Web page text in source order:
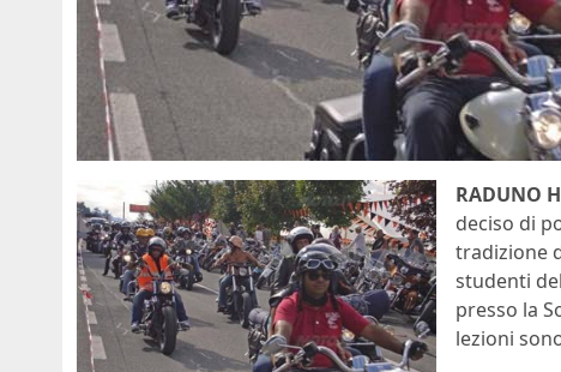
RADUNO
deciso di
tradizione
studenti
presso la
lezioni